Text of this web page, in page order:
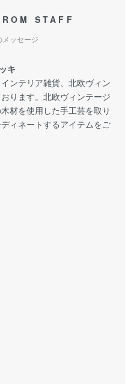
STAFF
メッセージ
キ
ンテリア雑貨、北欧ヴィン
ります。北欧ヴィンテージ
材を使用した手工芸を取り
ィネートするアイテムをご